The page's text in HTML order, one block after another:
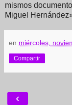
mismos
Miguel
en miércoles,
Compartir
‹